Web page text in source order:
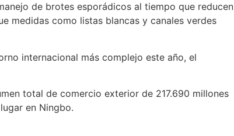
de brotes esporádicos al tiempo que reducen
medidas como listas blancas y canales verdes
internacional más complejo este año, el
total de comercio exterior de 217.690 millones
en Ningbo.